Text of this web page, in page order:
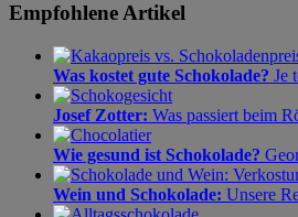
Empfohlene Artikel
Was kostet gute Schokolade? Je
Josef Zotter: Was passiert beim
Wie gesund ist Schokolade?
Wein und Schokolade: Unsere